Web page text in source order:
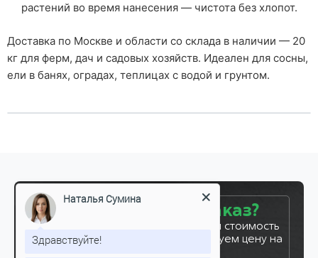
растений во время нанесения — чистота без хлопот.
Доставка по Москве и области со склада в наличии — 20
кг для ферм, дач и садовых хозяйств. Идеален для сосны,
ели в банях, оградах, теплицах с водой и грунтом.
Готовы сделать заказ?
Оставьте заявку, и мы рассчитаем стоимость
вашего заказа за 5 минут. Фиксируем цену на
Наталья Сумина
Здравствуйте!